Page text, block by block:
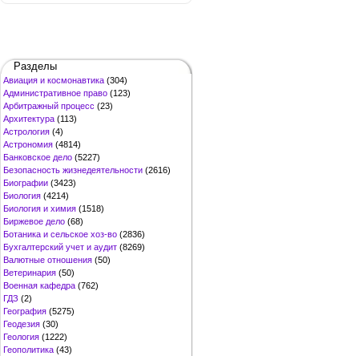
Разделы
Авиация и космонавтика (304)
Административное право (123)
Арбитражный процесс (23)
Архитектура (113)
Астрология (4)
Астрономия (4814)
Банковское дело (5227)
Безопасность жизнедеятельности (2616)
Биографии (3423)
Биология (4214)
Биология и химия (1518)
Биржевое дело (68)
Ботаника и сельское хоз-во (2836)
Бухгалтерский учет и аудит (8269)
Валютные отношения (50)
Ветеринария (50)
Военная кафедра (762)
ГДЗ (2)
География (5275)
Геодезия (30)
Геология (1222)
Геополитика (43)